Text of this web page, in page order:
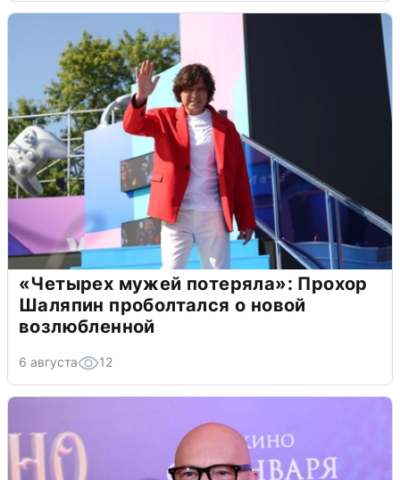
«Четырех мужей потеряла»: Прохор
Шаляпин проболтался о новой
возлюбленной
6 августа 12